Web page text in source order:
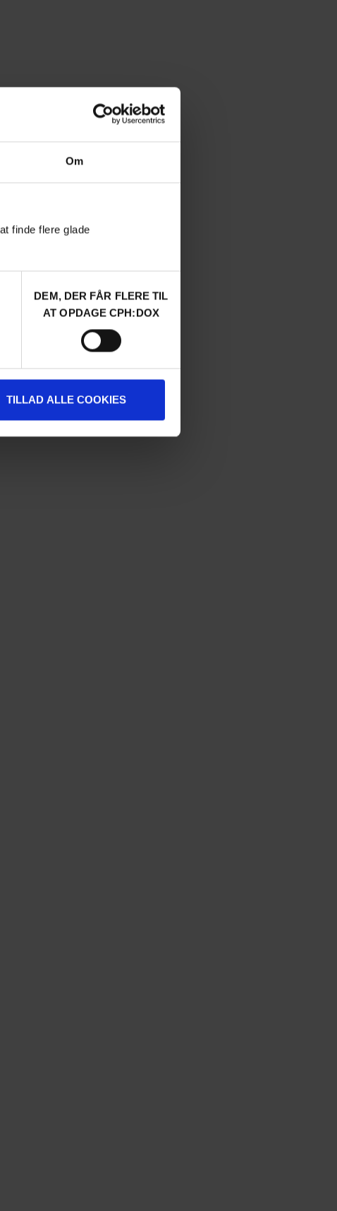
Om
finde flere glade
DEM, DER FÅR FLERE TIL
AT OPDAGE CPH:DOX
TILLAD ALLE COOKIES